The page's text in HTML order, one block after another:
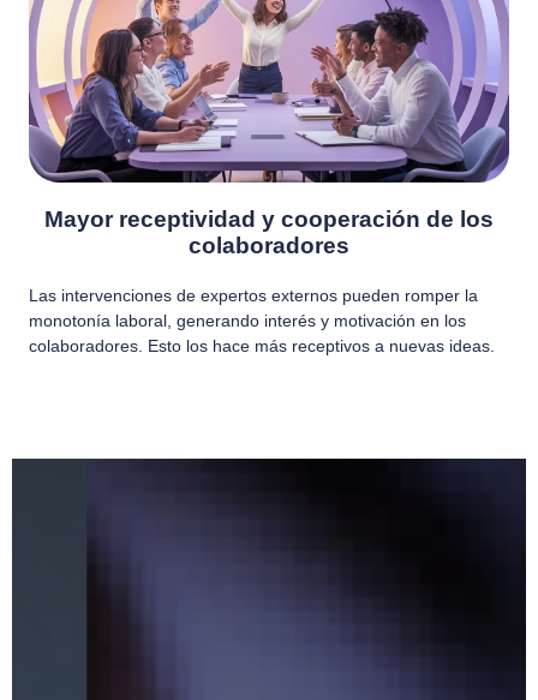
Mayor receptividad y cooperación de los
colaboradores
Las intervenciones de expertos externos pueden romper la
monotonía laboral, generando interés y motivación en los
colaboradores. Esto los hace más receptivos a nuevas ideas.